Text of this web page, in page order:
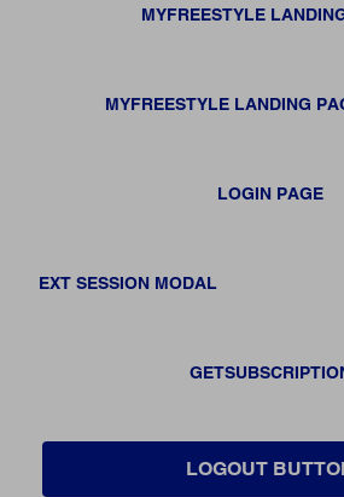
MYFREESTYLE
MYFREESTYLE LANDING
LOGIN PAGE
EXT SESSION MODAL
LOGOUT